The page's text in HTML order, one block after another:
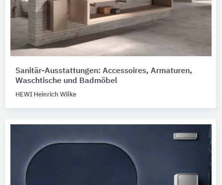
Sanitär-Ausstattungen: Accessoires, Armaturen,
Waschtische und Badmöbel
HEWI Heinrich Wilke